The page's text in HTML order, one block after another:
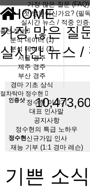
가장 많은 질문 (FAQ)
첫 방문이신가요? (필
실시간 뉴스 / 적중 인증
출전 정보
분석 데이터 (1)
분석 데이터 (2)
서울 경주
제주 경주
부산 경주
경마 기초 상식
절차탁마 정수현
정수현 이야기
대표 인사말
공지사항
정수현의 특급 노하우
신규가입 인사
재능 기부 (1:1 경마 레슨)
HOME
가장 많은 질
실시간 뉴스 /
인증샷
정수현
기쁜 소